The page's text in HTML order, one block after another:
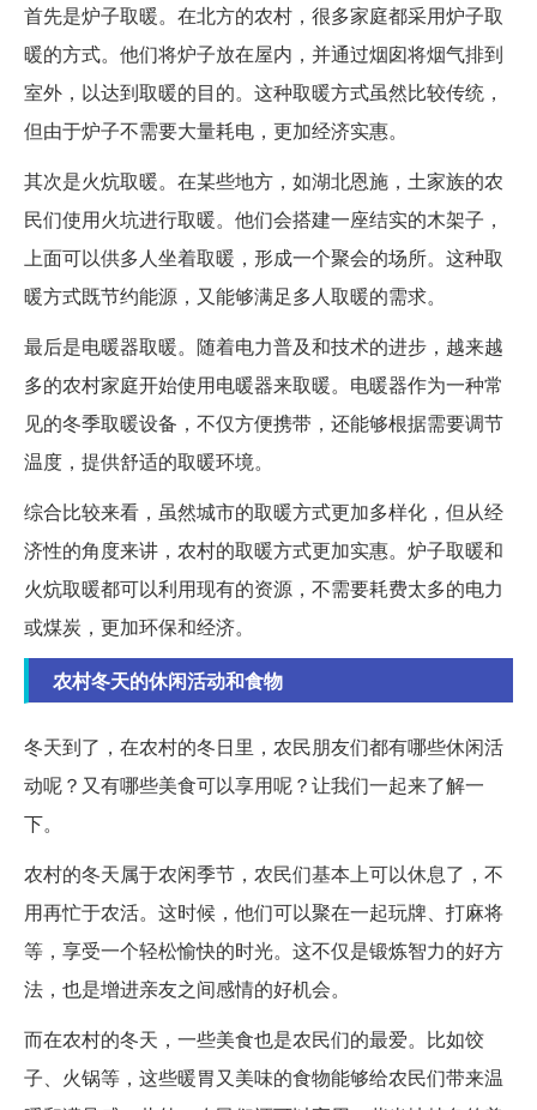
首先是炉子取暖。在北方的农村，很多家庭都采用炉子取
暖的方式。他们将炉子放在屋内，并通过烟囱将烟气排到
室外，以达到取暖的目的。这种取暖方式虽然比较传统，
但由于炉子不需要大量耗电，更加经济实惠。
其次是火炕取暖。在某些地方，如湖北恩施，土家族的农
民们使用火坑进行取暖。他们会搭建一座结实的木架子，
上面可以供多人坐着取暖，形成一个聚会的场所。这种取
暖方式既节约能源，又能够满足多人取暖的需求。
最后是电暖器取暖。随着电力普及和技术的进步，越来越
多的农村家庭开始使用电暖器来取暖。电暖器作为一种常
见的冬季取暖设备，不仅方便携带，还能够根据需要调节
温度，提供舒适的取暖环境。
综合比较来看，虽然城市的取暖方式更加多样化，但从经
济性的角度来讲，农村的取暖方式更加实惠。炉子取暖和
火炕取暖都可以利用现有的资源，不需要耗费太多的电力
或煤炭，更加环保和经济。
农村冬天的休闲活动和食物
冬天到了，在农村的冬日里，农民朋友们都有哪些休闲活
动呢？又有哪些美食可以享用呢？让我们一起来了解一
下。
农村的冬天属于农闲季节，农民们基本上可以休息了，不
用再忙于农活。这时候，他们可以聚在一起玩牌、打麻将
等，享受一个轻松愉快的时光。这不仅是锻炼智力的好方
法，也是增进亲友之间感情的好机会。
而在农村的冬天，一些美食也是农民们的最爱。比如饺
子、火锅等，这些暖胃又美味的食物能够给农民们带来温